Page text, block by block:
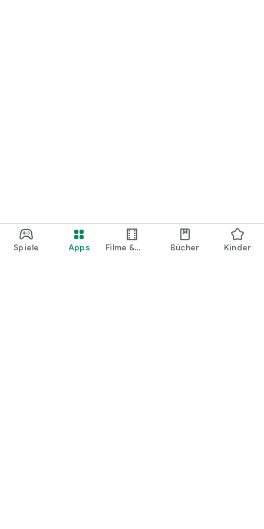
Spiele Apps
Filme &
Bücher Kinder